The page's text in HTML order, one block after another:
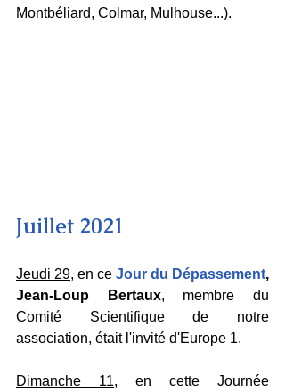
Montbéliard, Colmar, Mulhouse...).
Juillet 2021
Jeudi 29, en ce Jour du Dépassement,
Jean-Loup Bertaux, membre du
Comité Scientifique de notre
association, était l'invité d'Europe 1.
Dimanche 11, en cette Journée